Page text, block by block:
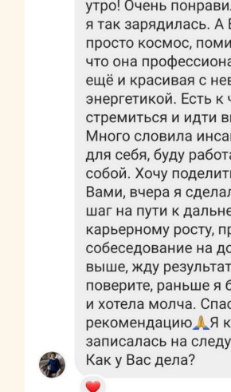
Гештальт группа
Мастер-классы
Проведение мероприятий
Медитации
Моя книга
Чек-листы
Практики
2024© Все права защищены
Политика конфиденциальности
Разработка сайта
Клиентское согласие